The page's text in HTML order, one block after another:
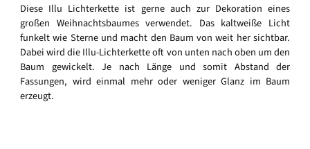
Diese Illu Lichterkette ist gerne auch zur Dekoration eines
großen Weihnachtsbaumes verwendet. Das kaltweiße Licht
funkelt wie Sterne und macht den Baum von weit her sichtbar.
Dabei wird die Illu-Lichterkette oft von unten nach oben um den
Baum gewickelt. Je nach Länge und somit Abstand der
Fassungen, wird einmal mehr oder weniger Glanz im Baum
erzeugt.